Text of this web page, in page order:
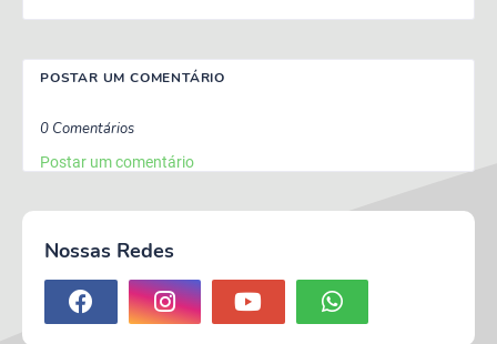
POSTAR UM COMENTÁRIO
0 Comentários
Postar um comentário
Nossas Redes